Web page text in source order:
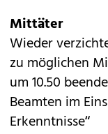
Mittäter
Wieder
zu möglichen
um 10.50
Beamten im
Erkenntnisse“